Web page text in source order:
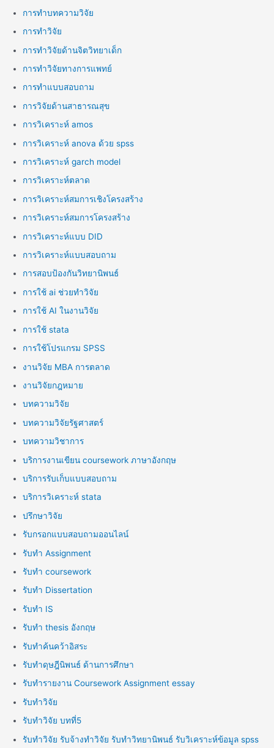
การทำบทความวิจัย
การทำวิจัย
การทำวิจัยด้านจิตวิทยาเด็ก
การทำวิจัยทางการแพทย์
การทำแบบสอบถาม
การวิจัยด้านสาธารณสุข
การวิเคราะห์ amos
การวิเคราะห์ anova ด้วย spss
การวิเคราะห์ garch model
การวิเคราะห์ตลาด
การวิเคราะห์สมการเชิงโครงสร้าง
การวิเคราะห์สมการโครงสร้าง
การวิเคราะห์แบบ DID
การวิเคราะห์แบบสอบถาม
การสอบป้องกันวิทยานิพนธ์
การใช้ ai ช่วยทำวิจัย
การใช้ AI ในงานวิจัย
การใช้ stata
การใช้โปรแกรม SPSS
งานวิจัย MBA การตลาด
งานวิจัยกฎหมาย
บทความวิจัย
บทความวิจัยรัฐศาสตร์
บทความวิชาการ
บริการงานเขียน coursework ภาษาอังกฤษ
บริการรับเก็บแบบสอบถาม
บริการวิเคราะห์ stata
ปรึกษาวิจัย
รับกรอกแบบสอบถามออนไลน์
รับทำ Assignment
รับทำ coursework
รับทำ Dissertation
รับทำ IS
รับทำ thesis อังกฤษ
รับทำค้นคว้าอิสระ
รับทำดุษฎีนิพนธ์ ด้านการศึกษา
รับทำรายงาน Coursework Assignment essay
รับทำวิจัย
รับทำวิจัย บทที่5
รับทำวิจัย รับจ้างทำวิจัย รับทำวิทยานิพนธ์ รับวิเคราะห์ข้อมูล spss